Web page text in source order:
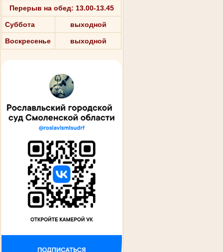
Перерыв на обед: 13.00-13.45
Суббота выходной
Воскресенье выходной